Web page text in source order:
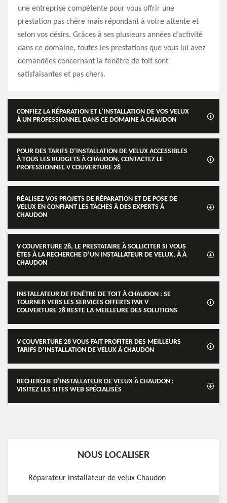
une entreprise compétente pour vous offrir une
prestation pas chère mais répondant à votre attente et
selon vos désirs. Grâces à ses plusieurs années d’activité
dans ce domaine, toutes les prestations que vous lui avez
demandées concernant la fenêtre de toit sont
satisfaisantes et pas chers.
CONFIEZ LA RÉPARATION ET L’INSTALLATION DE VOS VELUX
À UN PROFESSIONNEL DANS CE DOMAINE À CHAUDON
POUR DES TARIFS D’INSTALLATION DE VELUX ACCESSIBLES
À TOUS LES BUDGETS À CHAUDON, CONTACTEZ LE
PROFESSIONNEL V COUVERTURE 28
RÉALISEZ VOS PROJETS DE RÉPARATION ET DE POSE DE
VELUX EN CONFIANT LES TACHES À DES EXPERTS À
CHAUDON
V COUVERTURE 28, LE PRESTATAIRE À SOLLICITER SI VOUS
ÊTES À LA RECHERCHE D’UN INSTALLATEUR DE VELUX, À À
CHAUDON
INSTALLATEUR DE FENÊTRE DE TOIT À CHAUDON : SE
TOURNER VERS LES SERVICES OFFERTS PAR V
COUVERTURE 28 RESTE LA MEILLEURE DES SOLUTIONS
V COUVERTURE 28 VOUS FAIT PROFITER DES MEILLEURS
TARIFS D’INSTALLATION DE VELUX À CHAUDON
RECHERCHE D’INSTALLATEUR DE VELUX À CHAUDON :
VISITEZ LES SITES WEB SPÉCIALISÉS
NOUS LOCALISER
Réparateur installateur de velux Chaudon